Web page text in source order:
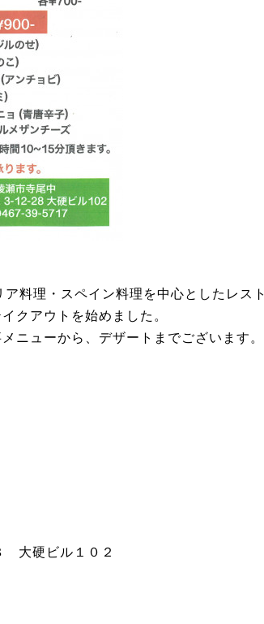
料理・スペイン料理を中心としたレスト
イクアウトを始めました。
ニューから、デザートまでございます。
大硬ビル１０２